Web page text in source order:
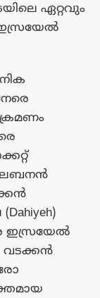
ഏറ്റവും
ഇസ്രയേൽ
വടക്കൻ